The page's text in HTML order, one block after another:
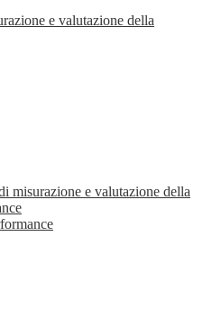
e valutazione della
misurazione e valutazione della